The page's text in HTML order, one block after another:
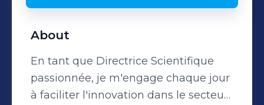
About
En tant que Directrice Scientifique
passionnée, je m'engage chaque jour
à faciliter l'innovation dans le secteur